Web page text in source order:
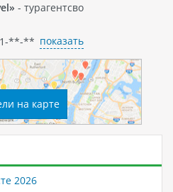
- турагентсво
**-** показать
на карте
2026